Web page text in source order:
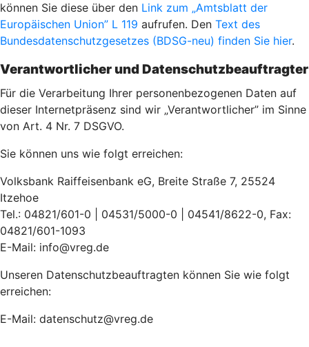
können Sie diese über den Link zum „Amtsblatt der
Europäischen Union” L 119 aufrufen. Den Text des
Bundesdatenschutzgesetzes (BDSG-neu) finden Sie hier.
Verantwortlicher und Datenschutzbeauftragter
Für die Verarbeitung Ihrer personenbezogenen Daten auf
dieser Internetpräsenz sind wir „Verantwortlicher” im Sinne
von Art. 4 Nr. 7 DSGVO.
Sie können uns wie folgt erreichen:
Volksbank Raiffeisenbank eG, Breite Straße 7, 25524
Itzehoe
Tel.: 04821/601-0 | 04531/5000-0 | 04541/8622-0, Fax:
04821/601-1093
E-Mail: info@vreg.de
Unseren Datenschutzbeauftragten können Sie wie folgt
erreichen:
E-Mail: datenschutz@vreg.de